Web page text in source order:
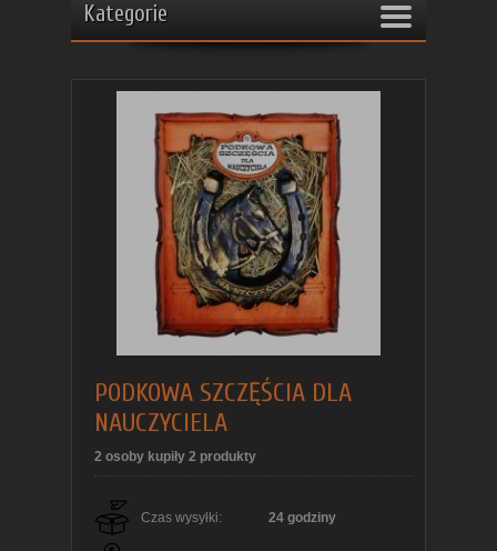
Kategorie
PODKOWA SZCZĘŚCIA DLA
NAUCZYCIELA
2 osoby kupiły 2 produkty
Czas wysyłki: 24 godziny